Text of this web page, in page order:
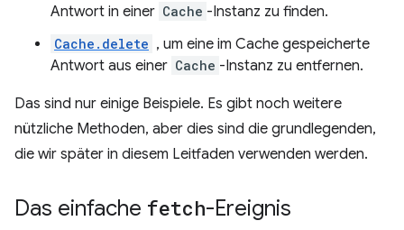
Antwort in einer Cache -Instanz zu finden.
Cache.delete , um eine im Cache gespeicherte
Antwort aus einer Cache -Instanz zu entfernen.
Das sind nur einige Beispiele. Es gibt noch weitere
nützliche Methoden, aber dies sind die grundlegenden,
die wir später in diesem Leitfaden verwenden werden.
Das einfache fetch-Ereignis